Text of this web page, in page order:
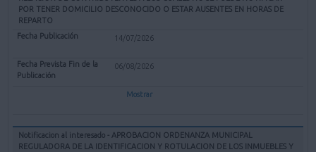
POR TENER DOMICILIO DESCONOCIDO O ESTAR AUSENTES EN HORAS DE
REPARTO
14/07/2026
06/08/2026
Mostrar
Notificacion al interesado - APROBACION ORDENANZA MUNICIPAL
REGULADORA DE LA IDENTIFICACION Y ROTULACION DE LOS INMUEBLES Y